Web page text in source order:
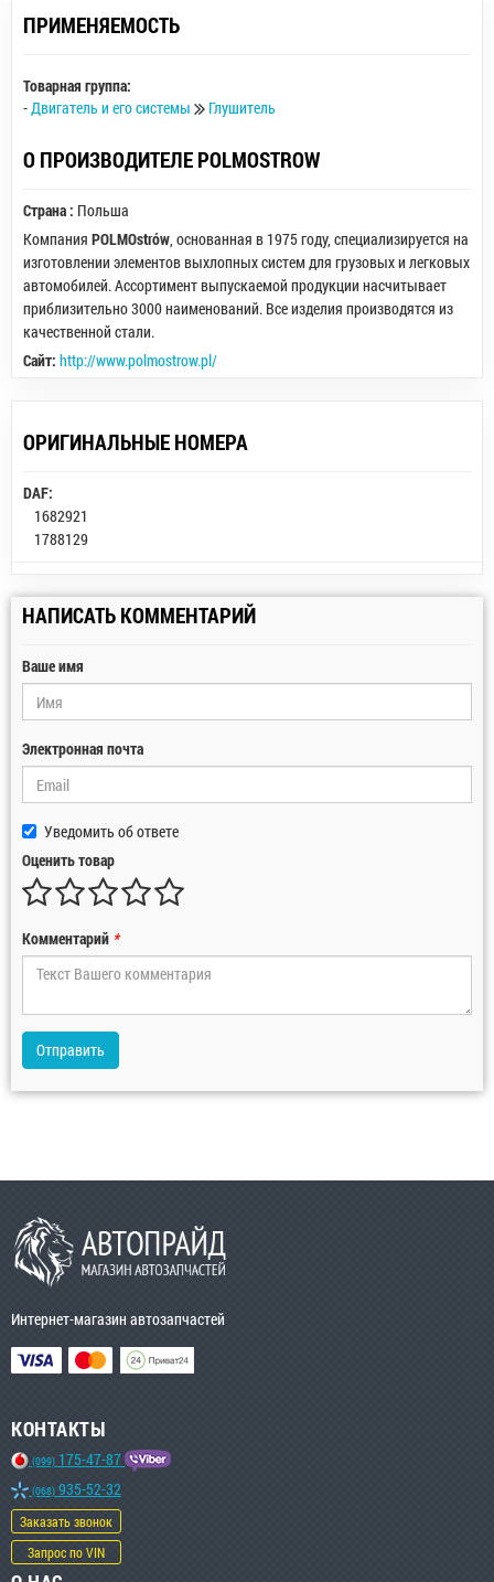
ПРИМЕНЯЕМОСТЬ
Товарная группа:
-Двигатель и его системы Глушитель
О ПРОИЗВОДИТЕЛЕ POLMOSTROW
Страна : Польша
Компания POLMOstrów, основанная в 1975 году, специализируется на
изготовлении элементов выхлопных систем для грузовых и легковых
автомобилей. Ассортимент выпускаемой продукции насчитывает
приблизительно 3000 наименований. Все изделия производятся из
качественной стали.
Сайт: http://www.polmostrow.pl/
ОРИГИНАЛЬНЫЕ НОМЕРА
DAF:
1682921
1788129
НАПИСАТЬ КОММЕНТАРИЙ
Ваше имя
Электронная почта
Уведомить об ответе
Оценить товар
Комментарий *
Отправить
Интернет-магазин автозапчастей
КОНТАКТЫ
(099) 175-47-87
(068) 935-52-32
Заказать звонок
Запрос по VIN